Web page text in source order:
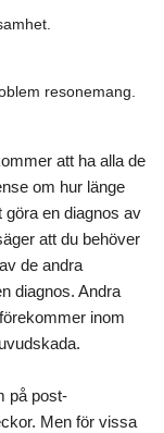
resonemang.
att ha alla de
om hur länge
en diagnos av
att du behöver
de andra
diagnos. Andra
inom
på post-
Men för vissa